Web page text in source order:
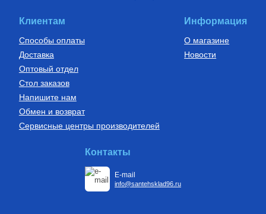
400Руб.
Купить
Клиентам
Способы оплаты
Доставка
Оптовый отдел
Стол заказов
Напишите нам
Обмен и возврат
Сервисные центры производителей
Информация
О магазине
Новости
Контакты
E-mail
info@santehsklad96.ru